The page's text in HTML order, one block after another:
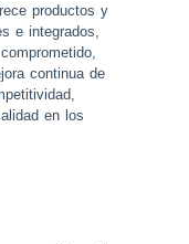
productos y
e integrados,
continua de
en los